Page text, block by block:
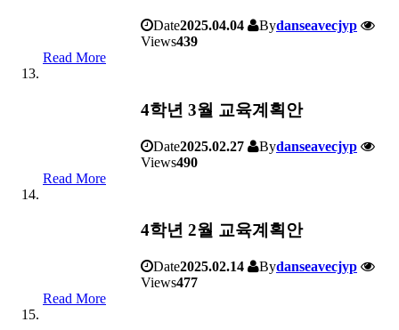
Date2025.04.04 Bydanseavecjyp
Views439
Read More
4학년 3월 교육계획안
Date2025.02.27 Bydanseavecjyp
Views490
Read More
4학년 2월 교육계획안
Date2025.02.14 Bydanseavecjyp
Views477
Read More